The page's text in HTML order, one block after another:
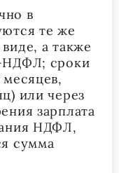
в
те же
а также
НДФЛ; сроки
или через
зарплата
НДФЛ,
сумма